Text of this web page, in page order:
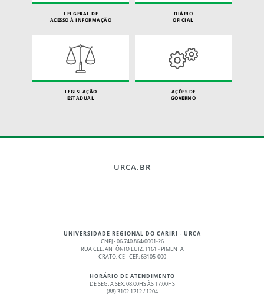
LEI GERAL DE
ACESSO À INFORMAÇÃO
DIÁRIO
OFICIAL
LEGISLAÇÃO
ESTADUAL
AÇÕES DE
GOVERNO
URCA.BR
UNIVERSIDADE REGIONAL DO CARIRI - URCA
CNPJ - 06.740.864/0001-26
RUA CEL. ANTÔNIO LUIZ, 1161 - PIMENTA
CRATO, CE - CEP: 63105-000
HORÁRIO DE ATENDIMENTO
DE SEG. A SEX. 08:00HS ÀS 17:00HS
(88) 3102.1212 / 1204